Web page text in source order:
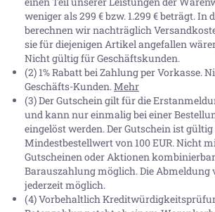
weniger als 299 € bzw. 1.299 € beträgt. In
berechnen wir nachträglich
sie für diejenigen Artikel angefallen
Nicht gültig für Geschäftskunden.
(2) 1% Rabatt bei Zahlung per Vorkasse.
Geschäfts-Kunden.Mehr
(3) Der Gutschein gilt für die
und kann nur einmalig bei einer
eingelöst werden. Der Gutschein ist gültig
Mindestbestellwert von 100 EUR. Nicht
Gutscheinen oder Aktionen
Barauszahlung möglich. Die Abmeldung
jederzeit möglich.
(4) Vorbehaltlich